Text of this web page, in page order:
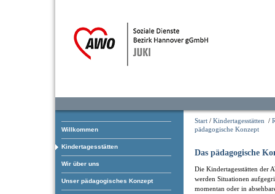
Willkommen
Kindertagesstätten
Wir über uns
Unser pädagogisches Konzept
Start / Kindertagesstätten /
pädagogische Konzept
Das pädagogische
Die Kindertagesstätten der
werden Situationen
momentan oder in